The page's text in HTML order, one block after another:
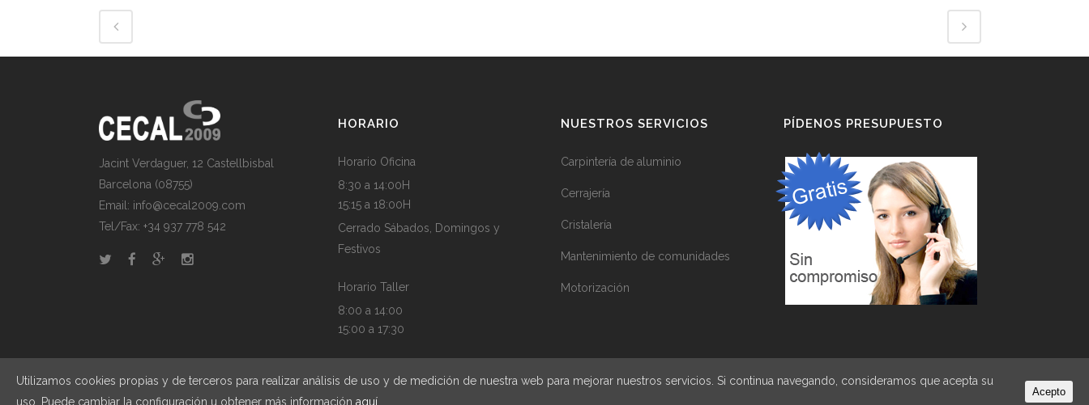
Jacint Verdaguer, 12 Castellbisbal
Barcelona (08755)
Email: info@cecal2009.com
Tel/Fax: +34 937 778 542
HORARIO
Horario Oficina
8:30 a 14:00H
15:15 a 18:00H
Cerrado Sábados, Domingos y
Festivos
Horario Taller
8:00 a 14:00
15:00 a 17:30
NUESTROS SERVICIOS
Carpintería de aluminio
Cerrajería
Cristalería
Mantenimiento de comunidades
Motorización
PÍDENOS PRESUPUESTO
© Copyright CECAL2009
Utilizamos cookies propias y de terceros para realizar análisis de uso y de medición de nuestra web para mejorar nuestros servicios. Si continua navegando, consideramos que acepta su
uso. Puede cambiar la configuración u obtener más información aquí
Acepto